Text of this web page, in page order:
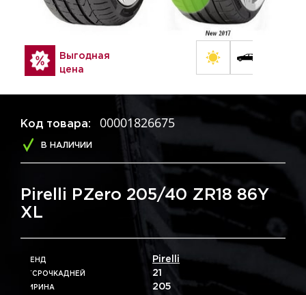
Выгодная
цена
Код товара: 00001826675
В НАЛИЧИИ
Pirelli PZero 205/40 ZR18 86Y
XL
БРЕНД Pirelli
ОТСРОЧКАДНЕЙ 21
ШИРИНА 205